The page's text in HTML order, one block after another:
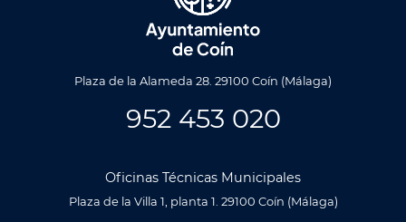
Plaza de la Alameda 28. 29100 Coín (Málaga)
952 453 020
Oficinas Técnicas Municipales
Plaza de la Villa 1, planta 1. 29100 Coín (Málaga)